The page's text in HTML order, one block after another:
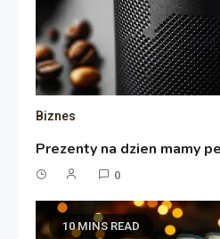
Biznes
Prezenty na dzien mamy
0
10 MINS READ